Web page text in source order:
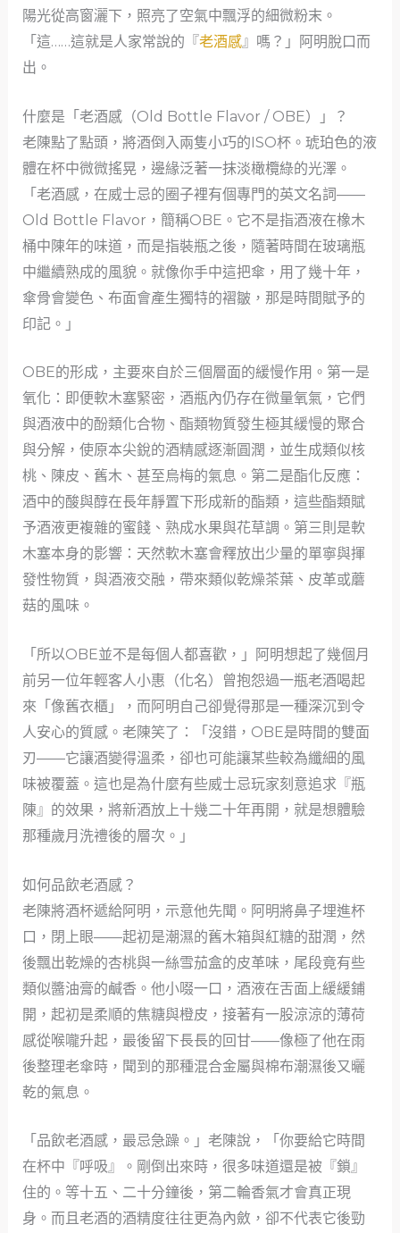
陽光從高窗灑下，照亮了空氣中飄浮的細微粉末。
「這……這就是人家常說的『老酒感』嗎？」阿明脫口而
出。
什麼是「老酒感（Old Bottle Flavor / OBE）」？
老陳點了點頭，將酒倒入兩隻小巧的ISO杯。琥珀色的液
體在杯中微微搖晃，邊緣泛著一抹淡橄欖綠的光澤。
「老酒感，在威士忌的圈子裡有個專門的英文名詞——
Old Bottle Flavor，簡稱OBE。它不是指酒液在橡木
桶中陳年的味道，而是指裝瓶之後，隨著時間在玻璃瓶
中繼續熟成的風貌。就像你手中這把傘，用了幾十年，
傘骨會變色、布面會產生獨特的褶皺，那是時間賦予的
印記。」
OBE的形成，主要來自於三個層面的緩慢作用。第一是
氧化：即便軟木塞緊密，酒瓶內仍存在微量氧氣，它們
與酒液中的酚類化合物、酯類物質發生極其緩慢的聚合
與分解，使原本尖銳的酒精感逐漸圓潤，並生成類似核
桃、陳皮、舊木、甚至烏梅的氣息。第二是酯化反應：
酒中的酸與醇在長年靜置下形成新的酯類，這些酯類賦
予酒液更複雜的蜜餞、熟成水果與花草調。第三則是軟
木塞本身的影響：天然軟木塞會釋放出少量的單寧與揮
發性物質，與酒液交融，帶來類似乾燥茶葉、皮革或蘑
菇的風味。
「所以OBE並不是每個人都喜歡，」阿明想起了幾個月
前另一位年輕客人小惠（化名）曾抱怨過一瓶老酒喝起
來「像舊衣櫃」，而阿明自己卻覺得那是一種深沉到令
人安心的質感。老陳笑了：「沒錯，OBE是時間的雙面
刃——它讓酒變得溫柔，卻也可能讓某些較為纖細的風
味被覆蓋。這也是為什麼有些威士忌玩家刻意追求『瓶
陳』的效果，將新酒放上十幾二十年再開，就是想體驗
那種歲月洗禮後的層次。」
如何品飲老酒感？
老陳將酒杯遞給阿明，示意他先聞。阿明將鼻子埋進杯
口，閉上眼——起初是潮濕的舊木箱與紅糖的甜潤，然
後飄出乾燥的杏桃與一絲雪茄盒的皮革味，尾段竟有些
類似醬油膏的鹹香。他小啜一口，酒液在舌面上緩緩鋪
開，起初是柔順的焦糖與橙皮，接著有一股涼涼的薄荷
感從喉嚨升起，最後留下長長的回甘——像極了他在雨
後整理老傘時，聞到的那種混合金屬與棉布潮濕後又曬
乾的氣息。
「品飲老酒感，最忌急躁。」老陳說，「你要給它時間
在杯中『呼吸』。剛倒出來時，很多味道還是被『鎖』
住的。等十五、二十分鐘後，第二輪香氣才會真正現
身。而且老酒的酒精度往往更為內斂，卻不代表它後勁